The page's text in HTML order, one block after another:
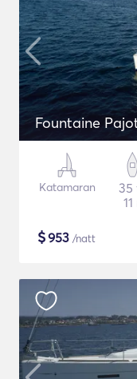
Fountaine
Katamaran
35
$953 /natt